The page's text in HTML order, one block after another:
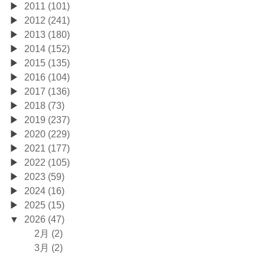
2011 (101)
2012 (241)
2013 (180)
2014 (152)
2015 (135)
2016 (104)
2017 (136)
2018 (73)
2019 (237)
2020 (229)
2021 (177)
2022 (105)
2023 (59)
2024 (16)
2025 (15)
2026 (47)
2月 (2)
3月 (2)